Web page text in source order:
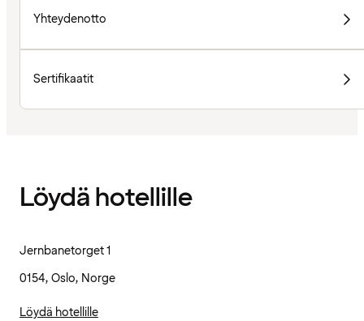
Yhteydenotto
Sertifikaatit
Löydä hotellille
Jernbanetorget 1
0154, Oslo, Norge
Löydä hotellille